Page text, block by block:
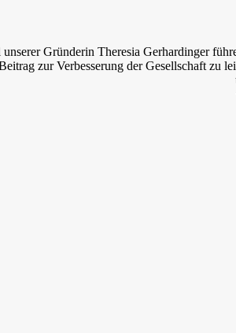
Gründerin Theresia Gerhardinger
zur Verbesserung der Gesellschaft zu